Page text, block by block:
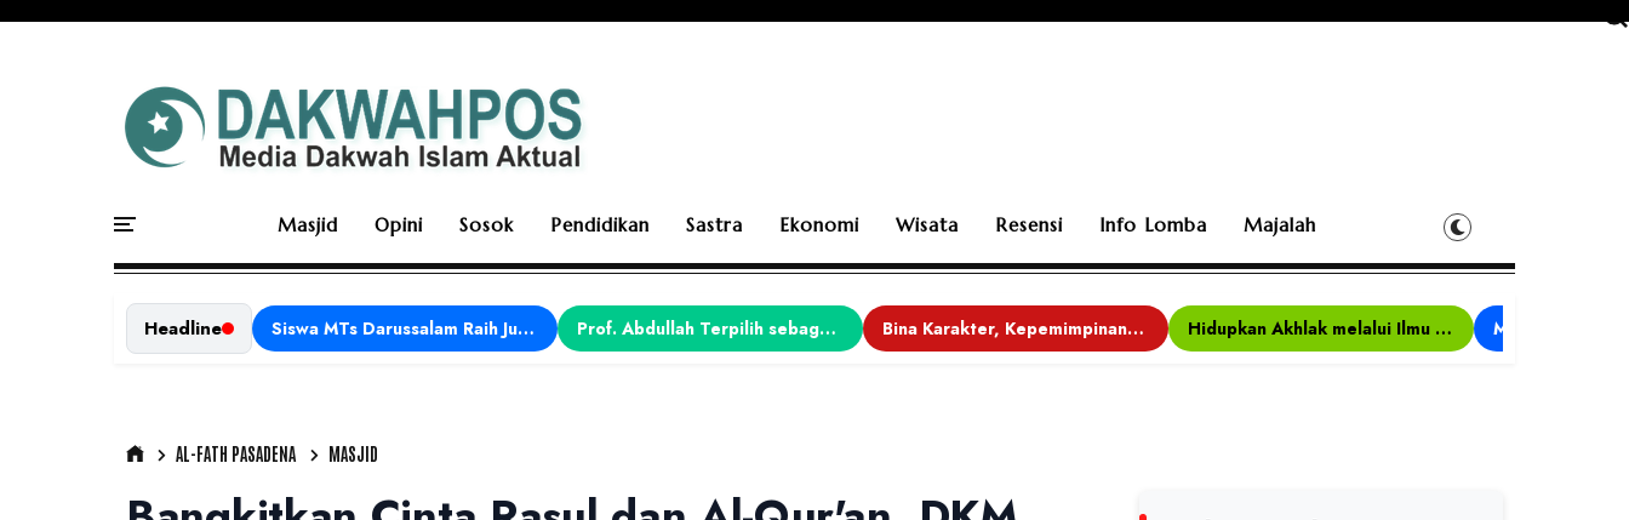
Masjid Opini Sosok Pendidikan Sastra Ekonomi Wisata Resensi Info Lomba Majalah
Headline Siswa MTs Darussalam Raih Juara 1 dalam Porseni Tingkat Kabupaten Ciamis Tahun 2026 Prof. Abdullah Terpilih sebagai Ketua APDII Periode 2026–2030 Bina Karakter, Kepemimpinan, dan Kemandirian, 117 Peserta Ikuti Alfaro Camp di MAN 1 Darussalam Ciamis Hidupkan Akhlak melalui Ilmu yang Diamalkan
AL-FATH PASADENA MASJID